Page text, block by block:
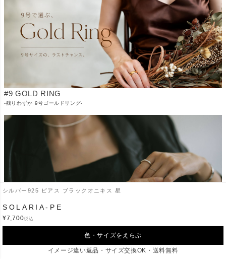
シルバー925 ピアス ブラックオニキス 星
SOLARIA-PE
¥7,700税込
色・サイズをえらぶ
イメージ違い返品・サイズ交換OK・送料無料
#9 GOLD RING
-残りわずか 9号ゴールドリング-
RING FOR FINGER TYPE